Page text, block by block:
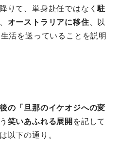
りて、単身赴任ではなく駐
オーストラリアに移住 、以
活を送っていることを説明
の「旦那のイケオジへの変
笑いあふれる展開 を記して
は以下の通り。